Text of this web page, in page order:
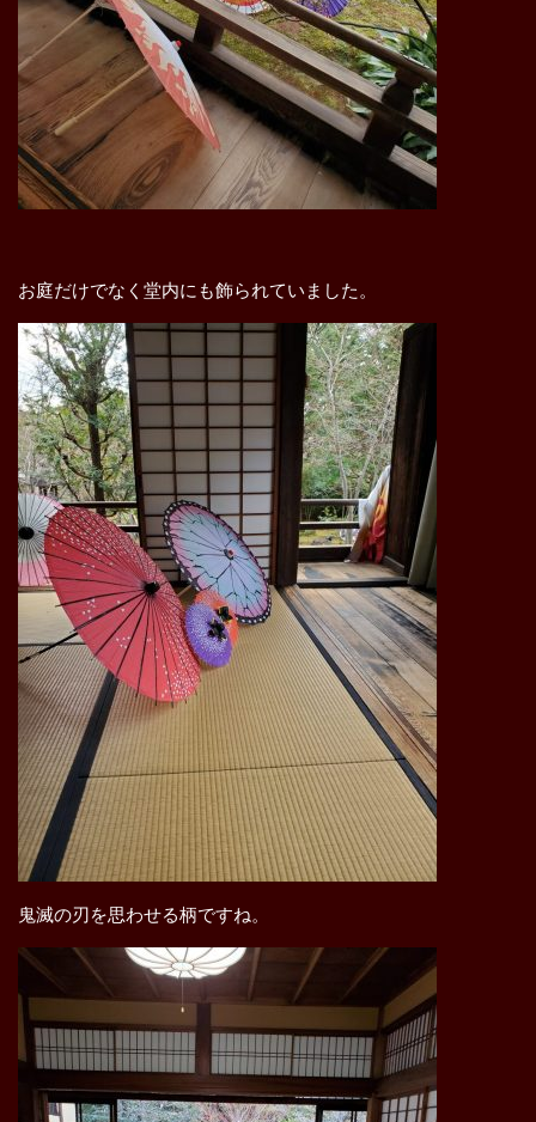
お庭だけでなく堂内にも飾られていました。
鬼滅の刃を思わせる柄ですね。